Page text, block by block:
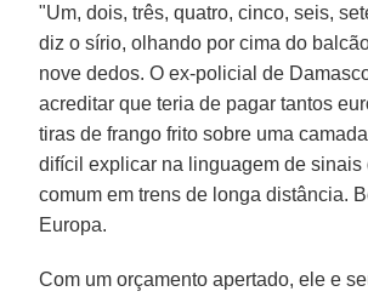
"Um, dois, três, quatro, cinco, seis,
diz o sírio, olhando por cima do
nove dedos. O ex-policial de
acreditar que teria de pagar tantos
tiras de frango frito sobre uma
difícil explicar na linguagem de sinais
comum em trens de longa distância.
Europa.
Com um orçamento apertado, ele e